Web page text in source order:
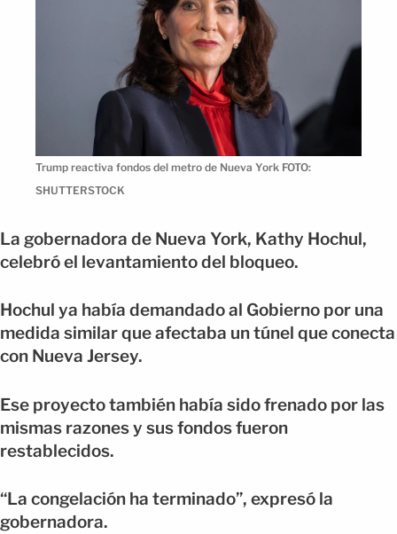
Trump reactiva fondos del metro de Nueva York FOTO:
SHUTTERSTOCK
La gobernadora de Nueva York, Kathy Hochul,
celebró el levantamiento del bloqueo.
Hochul ya había demandado al Gobierno por una
medida similar que afectaba un túnel que conecta
con Nueva Jersey.
Ese proyecto también había sido frenado por las
mismas razones y sus fondos fueron
restablecidos.
“La congelación ha terminado”, expresó la
gobernadora.